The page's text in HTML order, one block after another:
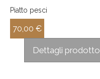
Piatto pesci
70,00 €
Dettagli prodotto